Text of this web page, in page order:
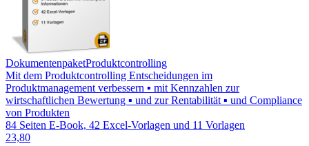
DokumentenpaketProduktcontrolling
Mit dem Produktcontrolling Entscheidungen im
Produktmanagement verbessern ▪ mit Kennzahlen zur
wirtschaftlichen Bewertung ▪ und zur Rentabilität ▪ und Compliance
von Produkten
84 Seiten E-Book, 42 Excel-Vorlagen und 11 Vorlagen
23,80